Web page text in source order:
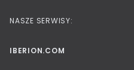
NASZE SERWISY:
IBERION.COM